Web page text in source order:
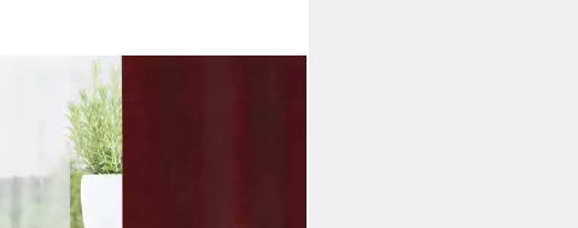
Vorhang Verdunkelungsvorhänge 2
stk. Weinrot 140 x 175 cm Samt (2
St), Samt
ab 30,99 €
lieferbar - in 5-6 Werktagen bei dir